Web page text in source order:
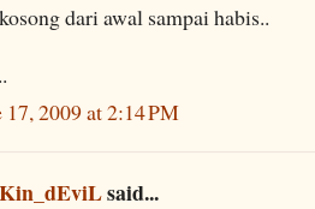
dari awal sampai habis..
17, 2009 at 2:14 PM
said...